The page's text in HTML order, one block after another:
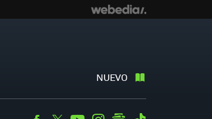
NUEVO